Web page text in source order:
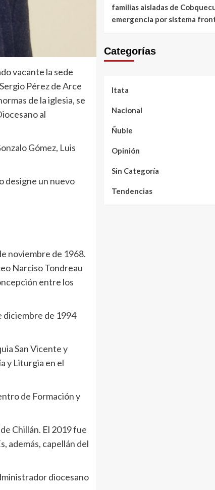
vacante la sede
Pérez de Arce
de la iglesia, se
al
Gómez, Luis
designe un nuevo
noviembre de 1968.
Narciso Tondreau
entre los
diciembre de 1994
San Vicente y
y Liturgia en el
de Formación y
Chillán. El 2019 fue
además, capellán del
diocesano
familias aisladas de
emergencia por sistema
Categorías
Itata
Nacional
Ñuble
Opinión
Sin Categoría
Tendencias